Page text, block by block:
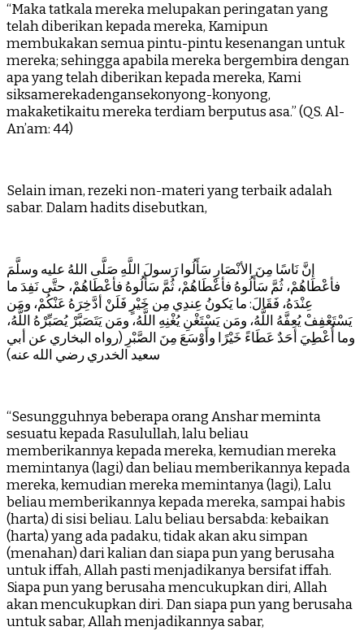
“Maka tatkala mereka melupakan peringatan yang
telah diberikan kepada mereka, Kamipun
membukakan semua pintu-pintu kesenangan untuk
mereka; sehingga apabila mereka bergembira dengan
apa yang telah diberikan kepada mereka, Kami
siksamerekadengansekonyong-konyong,
makaketikaitu mereka terdiam berputus asa.” (QS. Al-
An’am: 44)
Selain iman, rezeki non-materi yang terbaik adalah
sabar. Dalam hadits disebutkan,
إنَّ نَاسًا مِنَ الأنْصَارِ سَأَلُوا رَسولَ اللَّهِ صَلَّى اللهُ عليه وسلَّمَ
فأعْطَاهُمْ، ثُمَّ سَأَلُوهُ فأعْطَاهُمْ، ثُمَّ سَأَلُوهُ فأعْطَاهُمْ، حتَّى نَفِدَ ما
عِنْدَهُ، فَقَالَ: ما يَكونُ عِندِي مِن خَيْرٍ فَلَنْ أدَّخِرَهُ عَنْكُمْ، ومَن
يَسْتَعْفِفْ يُعِفَّهُ اللَّهُ، ومَن يَسْتَغْنِ يُغْنِهِ اللَّهُ، ومَن يَتَصَبَّرْ يُصَبِّرْهُ اللَّهُ،
وما أُعْطِيَ أحَدٌ عَطَاءً خَيْرًا وأَوْسَعَ مِنَ الصَّبْرِ (رواه البخاري عن أبي
سعيد الخدري رضي الله عنه)
“Sesungguhnya beberapa orang Anshar meminta
sesuatu kepada Rasulullah, lalu beliau
memberikannya kepada mereka, kemudian mereka
memintanya (lagi) dan beliau memberikannya kepada
mereka, kemudian mereka memintanya (lagi), Lalu
beliau memberikannya kepada mereka, sampai habis
(harta) di sisi beliau. Lalu beliau bersabda: kebaikan
(harta) yang ada padaku, tidak akan aku simpan
(menahan) dari kalian dan siapa pun yang berusaha
untuk iffah, Allah pasti menjadikanya bersifat iffah.
Siapa pun yang berusaha mencukupkan diri, Allah
akan mencukupkan diri. Dan siapa pun yang berusaha
untuk sabar, Allah menjadikannya sabar,